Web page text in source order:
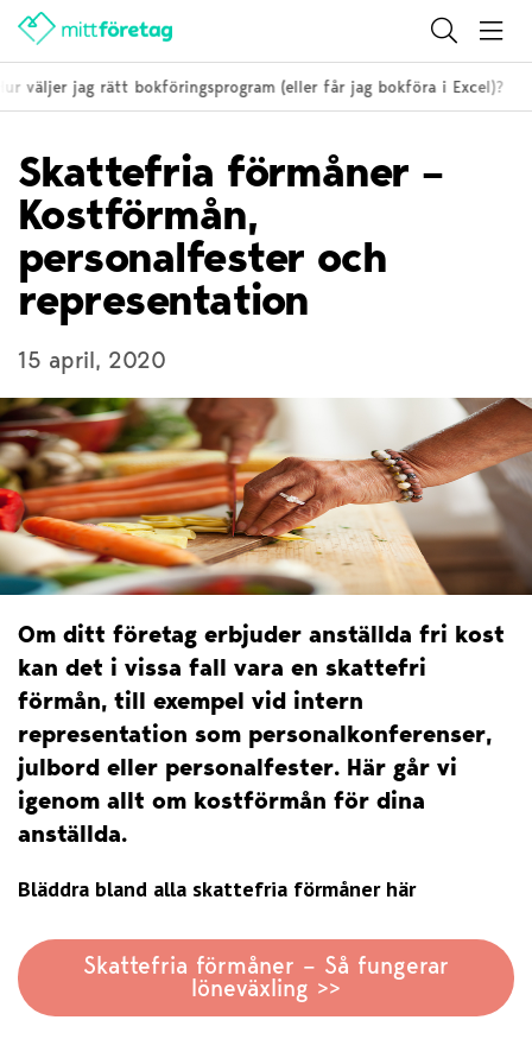
väljer jag rätt bokföringsprogram (eller får jag bokföra i Excel)?
Skattefria förmåner –
Kostförmån,
personalfester och
representation
15 april, 2020
Om ditt företag erbjuder anställda fri kost
kan det i vissa fall vara en skattefri
förmån, till exempel vid intern
representation som personalkonferenser,
julbord eller personalfester. Här går vi
igenom allt om kostförmån för dina
anställda.
Bläddra bland alla skattefria förmåner här
Skattefria förmåner – Så fungerar
löneväxling >>